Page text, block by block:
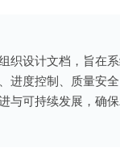
织设计文档，旨在
进度控制、质量安
与可持续发展，确